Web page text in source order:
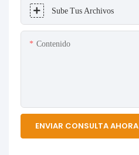
Sube Tus Archivos
Contenido
ENVIAR CONSULTA AHORA